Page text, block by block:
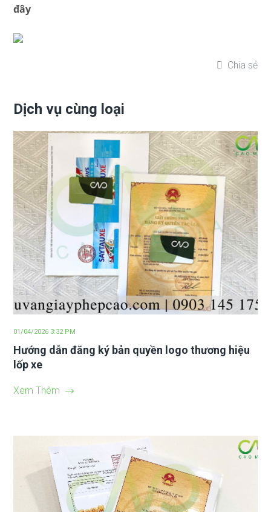
đây
Chia sẻ
Dịch vụ cùng loại
01/04/2026 3:32 PM
Hướng dẫn đăng ký bản quyền logo thương hiệu
lốp xe
Xem Thêm